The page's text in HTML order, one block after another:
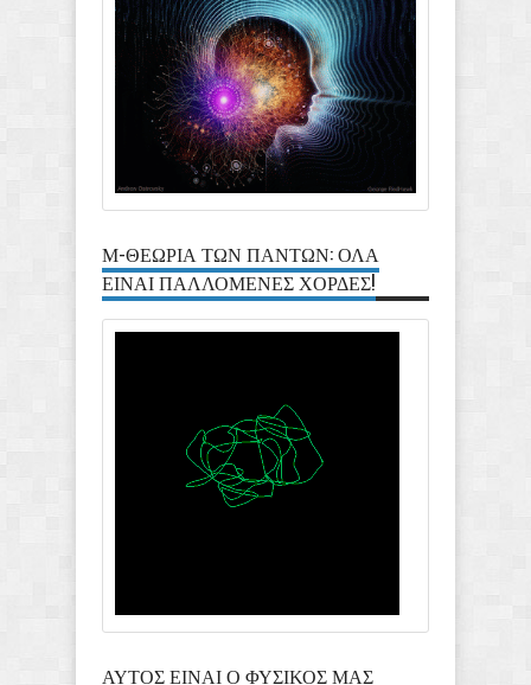
Μ-ΘΕΩΡΙΑ ΤΩΝ ΠΑΝΤΩΝ: ΟΛΑ
ΕΙΝΑΙ ΠΑΛΛΟΜΕΝΕΣ ΧΟΡΔΕΣ!
ΑΥΤΟΣ ΕΙΝΑΙ Ο ΦΥΣΙΚΟΣ ΜΑΣ